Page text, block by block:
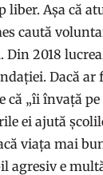
liber. Așa că
caută
2018
Dacă ar
„îi învață pe
ei ajută
viața mai
agresiv e